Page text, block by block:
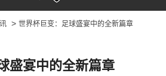
> 世界杯巨变：足球盛宴中的全新篇章
盛宴中的全新篇章